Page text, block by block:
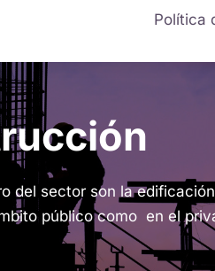
Política
del sector son la
público como en el